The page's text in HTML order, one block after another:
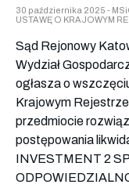
30 października 2025 -
USTAWĘ O KRAJOWYM
Sąd Rejonowy
Wydział
ogłasza o
Krajowym
przedmiocie
postępowania
INVESTMENT 2